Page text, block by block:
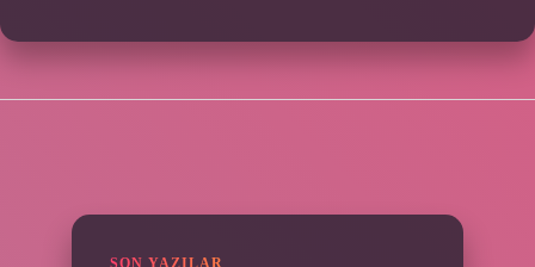
SON YAZILAR